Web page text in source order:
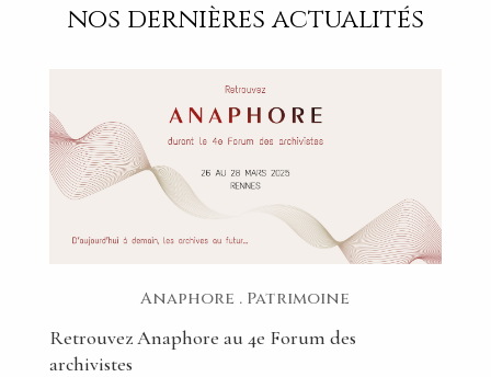
nos dernières actualités
Anaphore . Patrimoine
Retrouvez Anaphore au 4e Forum des
archivistes